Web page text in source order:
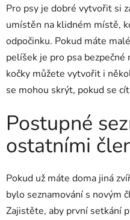
Pro psy je dobré vytvořit si
umístěn na klidném místě,
odpočinku. Pokud máte
pelíšek je pro psa
kočky můžete vytvořit i
se mohou skrýt, pokud se
Postupné
ostatními
Pokud už máte doma jiná
bylo seznamování s novým
Zajistěte, aby první setkání